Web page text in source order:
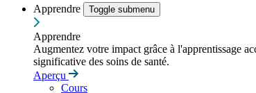
Apprendre Toggle submenu
Apprendre
Augmentez votre impact grâce à l'apprentissage
significative des soins de santé.
Aperçu
Cours